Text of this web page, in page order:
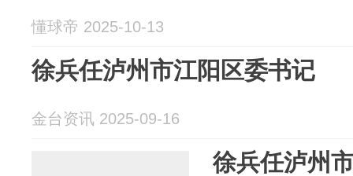
懂球帝 2025-10-13
徐兵任泸州市江阳区委书记
金台资讯 2025-09-16
徐兵任泸州